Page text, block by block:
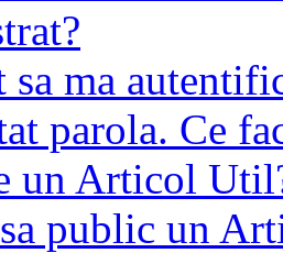
sa ma
parola. Ce
un Articol
public un